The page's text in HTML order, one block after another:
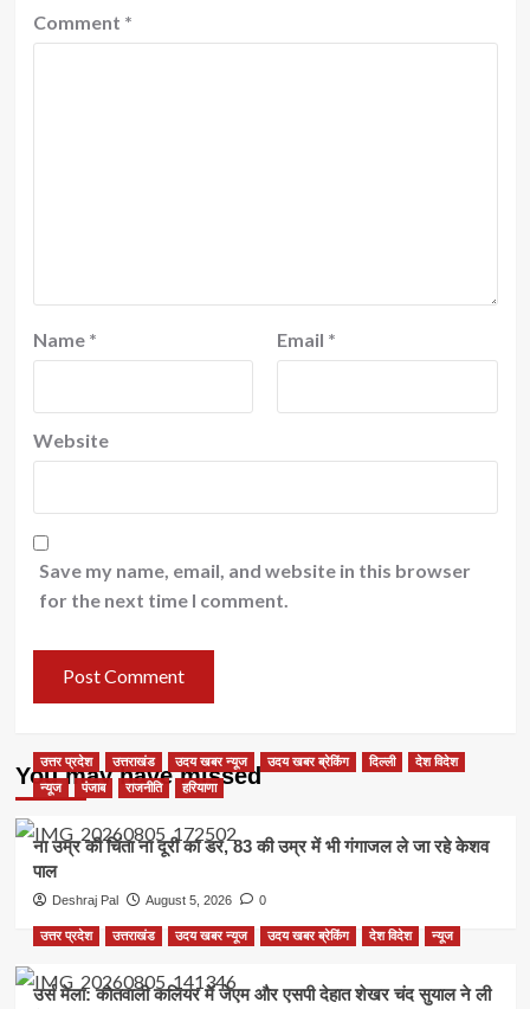
Comment *
Name * Email *
Website
Save my name, email, and website in this browser
for the next time I comment.
You may have missed
उत्तर प्रदेश उत्तराखंड उदय खबर न्यूज उदय खबर ब्रेकिंग दिल्ली
देश विदेश
न्यूज
पंजाब राजनीति हरियाणा
ना उम्र की चिंता ना दूरी का डर, 83 की उम्र में भी गंगाजल ले जा रहे केशव
पाल
Deshraj Pal August 5, 2026 0
उत्तर प्रदेश उत्तराखंड उदय खबर न्यूज उदय खबर ब्रेकिंग देश विदेश न्यूज
उर्स मेला: कोतवाली कलियर में जेएम और एसपी देहात शेखर चंद सुयाल ने ली